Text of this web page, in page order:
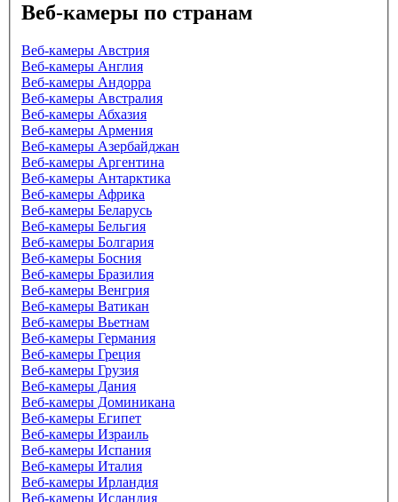
Веб-камеры по странам
Веб-камеры Австрия
Веб-камеры Англия
Веб-камеры Андорра
Веб-камеры Австралия
Веб-камеры Абхазия
Веб-камеры Армения
Веб-камеры Азербайджан
Веб-камеры Аргентина
Веб-камеры Антарктика
Веб-камеры Африка
Веб-камеры Беларусь
Веб-камеры Бельгия
Веб-камеры Болгария
Веб-камеры Босния
Веб-камеры Бразилия
Веб-камеры Венгрия
Веб-камеры Ватикан
Веб-камеры Вьетнам
Веб-камеры Германия
Веб-камеры Греция
Веб-камеры Грузия
Веб-камеры Дания
Веб-камеры Доминикана
Веб-камеры Египет
Веб-камеры Израиль
Веб-камеры Испания
Веб-камеры Италия
Веб-камеры Ирландия
Веб-камеры Исландия